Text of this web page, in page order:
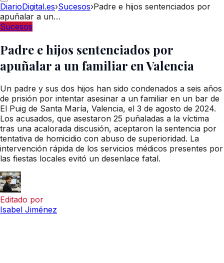
DiarioDigital.es›Sucesos›Padre e hijos sentenciados por
apuñalar a un…
Sucesos
Padre e hijos sentenciados por
apuñalar a un familiar en Valencia
Un padre y sus dos hijos han sido condenados a seis años
de prisión por intentar asesinar a un familiar en un bar de
El Puig de Santa María, Valencia, el 3 de agosto de 2024.
Los acusados, que asestaron 25 puñaladas a la víctima
tras una acalorada discusión, aceptaron la sentencia por
tentativa de homicidio con abuso de superioridad. La
intervención rápida de los servicios médicos presentes por
las fiestas locales evitó un desenlace fatal.
Editado por
Isabel Jiménez